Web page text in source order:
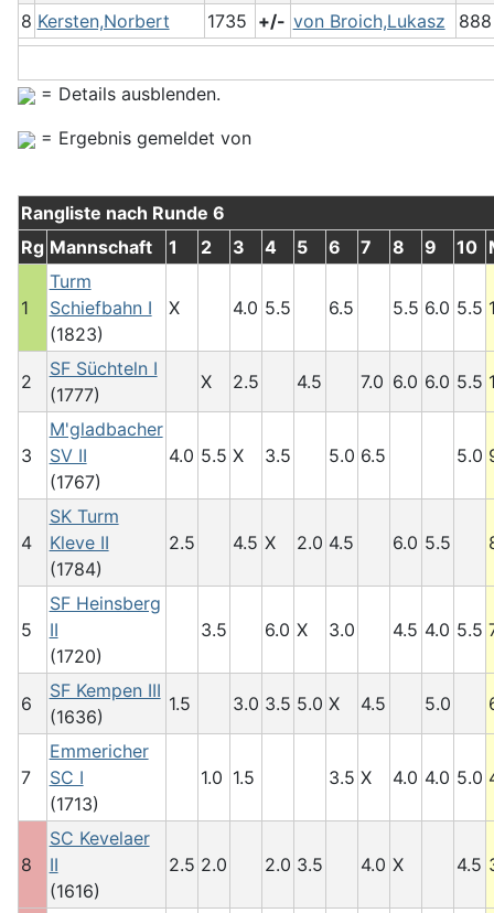
8 Kersten,Norbert 1735 +/- von Broich,Lukasz 888
= Details ausblenden.
= Ergebnis gemeldet von
Rangliste nach Runde 6
Rg Mannschaft 1 2 3 4 5 6 7 8 9 10
1
Turm
Schiefbahn I
(1823)
X 4.0 5.5 6.5 5.5 6.0 5.5
2
SF Süchteln I
(1777)
X 2.5 4.5 7.0 6.0 6.0 5.5
3
M'gladbacher
SV II
(1767)
4.0 5.5 X 3.5 5.0 6.5 5.0
4
SK Turm
Kleve II
(1784)
2.5 4.5 X 2.0 4.5 6.0 5.5
5
SF Heinsberg
II
(1720)
3.5 6.0 X 3.0 4.5 4.0 5.5
6
SF Kempen III
(1636)
1.5 3.0 3.5 5.0 X 4.5 5.0
7
Emmericher
SC I
(1713)
1.0 1.5 3.5 X 4.0 4.0 5.0
8
SC Kevelaer
II
(1616)
2.5 2.0 2.0 3.5 4.0 X 4.5